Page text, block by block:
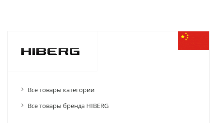
Все товары категории
Все товары бренда HIBERG